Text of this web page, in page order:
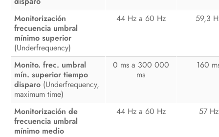
Monitorización
frecuencia umbral
mínimo superior
(Underfrequency)
44 Hz a 60 Hz 59,3
Monito. frec. umbral
mín. superior tiempo
disparo (Underfrequency,
maximum time)
0 ms a 300 000
ms
160
Monitorización de
frecuencia umbral
mínimo medio
44 Hz a 60 Hz 57 Hz